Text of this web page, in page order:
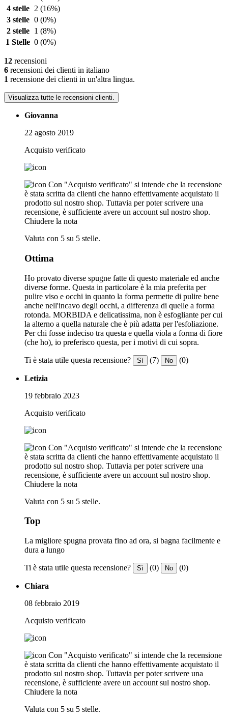
4 stelle
2 (16%)
3 stelle 0 (0%)
2 stelle
1 (8%)
1 Stelle 0 (0%)
12 recensioni
6 recensioni dei clienti in italiano
1 recensione dei clienti in un'altra lingua.
Visualizza tutte le recensioni clienti.
Giovanna
22 agosto 2019
Acquisto verificato
Con "Acquisto verificato" si intende che la recensione
è stata scritta da clienti che hanno effettivamente acquistato il
prodotto sul nostro shop. Tuttavia per poter scrivere una
recensione, è sufficiente avere un account sul nostro shop.
Chiudere la nota
Valuta con 5 su 5 stelle.
Ottima
Ho provato diverse spugne fatte di questo materiale ed anche
diverse forme. Questa in particolare è la mia preferita per
pulire viso e occhi in quanto la forma permette di pulire bene
anche nell'incavo degli occhi, a differenza di quelle a forma
rotonda. MORBIDA e delicatissima, non è esfogliante per cui
la alterno a quella naturale che è più adatta per l'esfoliazione.
Per chi fosse indeciso tra questa e quella viola a forma di fiore
(che ho), io preferisco questa, per i motivi di cui sopra.
Ti è stata utile questa recensione? Sì (7) No (0)
Letizia
19 febbraio 2023
Acquisto verificato
Con "Acquisto verificato" si intende che la recensione
è stata scritta da clienti che hanno effettivamente acquistato il
prodotto sul nostro shop. Tuttavia per poter scrivere una
recensione, è sufficiente avere un account sul nostro shop.
Chiudere la nota
Valuta con 5 su 5 stelle.
Top
La migliore spugna provata fino ad ora, si bagna facilmente e
dura a lungo
Ti è stata utile questa recensione? Sì (0) No (0)
Chiara
08 febbraio 2019
Acquisto verificato
Con "Acquisto verificato" si intende che la recensione
è stata scritta da clienti che hanno effettivamente acquistato il
prodotto sul nostro shop. Tuttavia per poter scrivere una
recensione, è sufficiente avere un account sul nostro shop.
Chiudere la nota
Valuta con 5 su 5 stelle.